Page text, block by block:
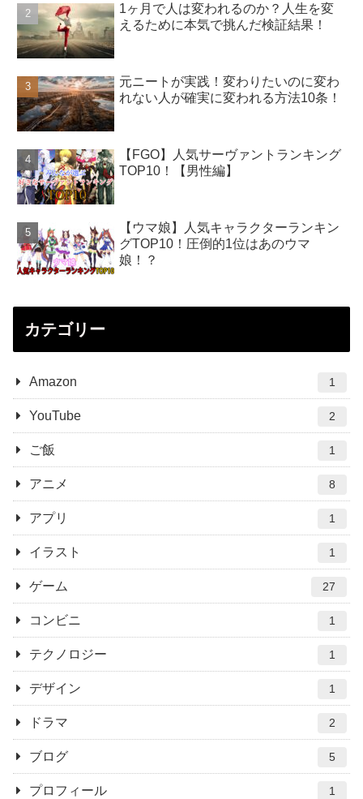
1ヶ月で人は変われるのか？人生を変
えるために本気で挑んだ検証結果！
元ニートが実践！変わりたいのに変わ
れない人が確実に変われる方法10条！
【FGO】人気サーヴァントランキング
TOP10！【男性編】
【ウマ娘】人気キャラクターランキン
グTOP10！圧倒的1位はあのウマ
娘！？
カテゴリー
Amazon 1
YouTube 2
ご飯 1
アニメ 8
アプリ 1
イラスト 1
ゲーム 27
コンビニ 1
テクノロジー 1
デザイン 1
ドラマ 2
ブログ 5
プロフィール 1